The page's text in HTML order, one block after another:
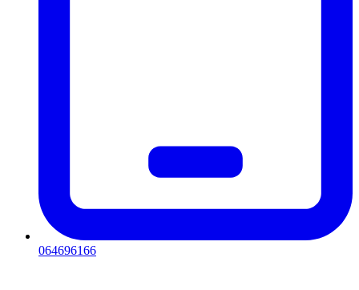
064696166